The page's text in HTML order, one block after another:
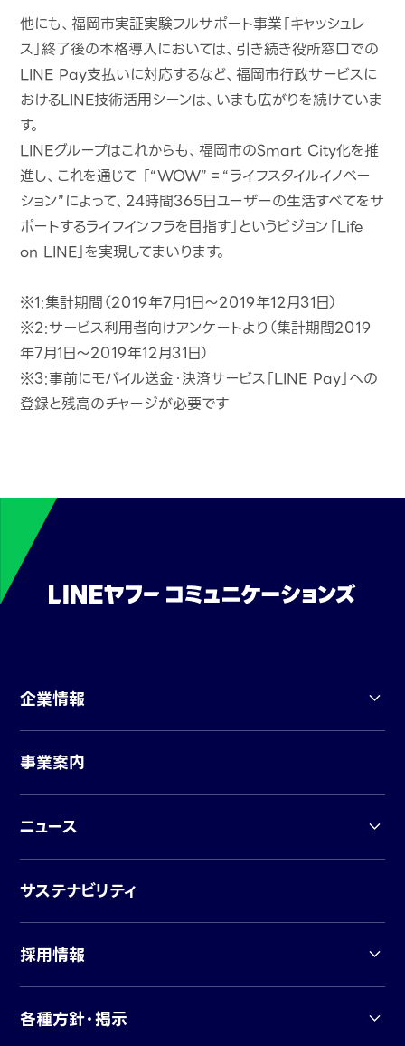
他にも、福岡市実証実験フルサポート事業「キャッシュレ
ス」終了後の本格導入においては、引き続き役所窓口での
LINE Pay支払いに対応するなど、福岡市行政サービスに
おけるLINE技術活用シーンは、いまも広がりを続けていま
す。
LINEグループはこれからも、福岡市のSmart City化を推
進し、これを通じて 「“WOW”＝“ライフスタイルイノベー
ション”によって、24時間365日ユーザーの生活すべてをサ
ポートするライフインフラを目指す」というビジョン「Life
on LINE」を実現してまいります。
※1:集計期間（2019年7月1日〜2019年12月31日）
※2:サービス利用者向けアンケートより（集計期間2019
年7月1日〜2019年12月31日）
※3:事前にモバイル送金・決済サービス「LINE Pay」への
登録と残高のチャージが必要です
企業情報
事業案内
ニュース
サステナビリティ
採用情報
各種方針・掲示